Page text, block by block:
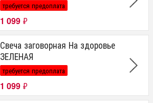
требуется предоплата
1 099 ₽
Свеча заговорная На здоровье
ЗЕЛЕНАЯ
требуется предоплата
1 099 ₽